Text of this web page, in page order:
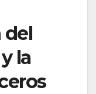
del
la